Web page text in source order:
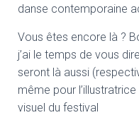
danse contemporaine
Vous êtes encore là ?
j’ai le temps de vous
seront là aussi
même pour l’illustratrice
visuel du festival